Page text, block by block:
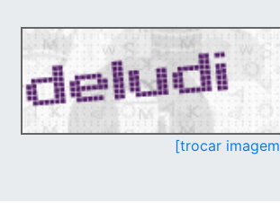
[trocar